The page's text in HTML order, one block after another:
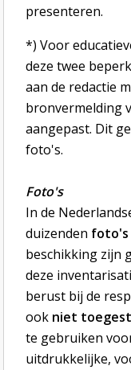
presenteren.
*) Voor
deze twee
aan de redactie
bronvermelding
aangepast. Dit
foto's.
Foto's
In de
duizenden foto's
beschikking zijn
deze
berust bij de
ook niet
te gebruiken
uitdrukkelijke,